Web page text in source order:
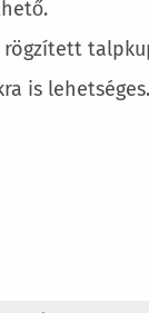
rögzített
is lehetséges.